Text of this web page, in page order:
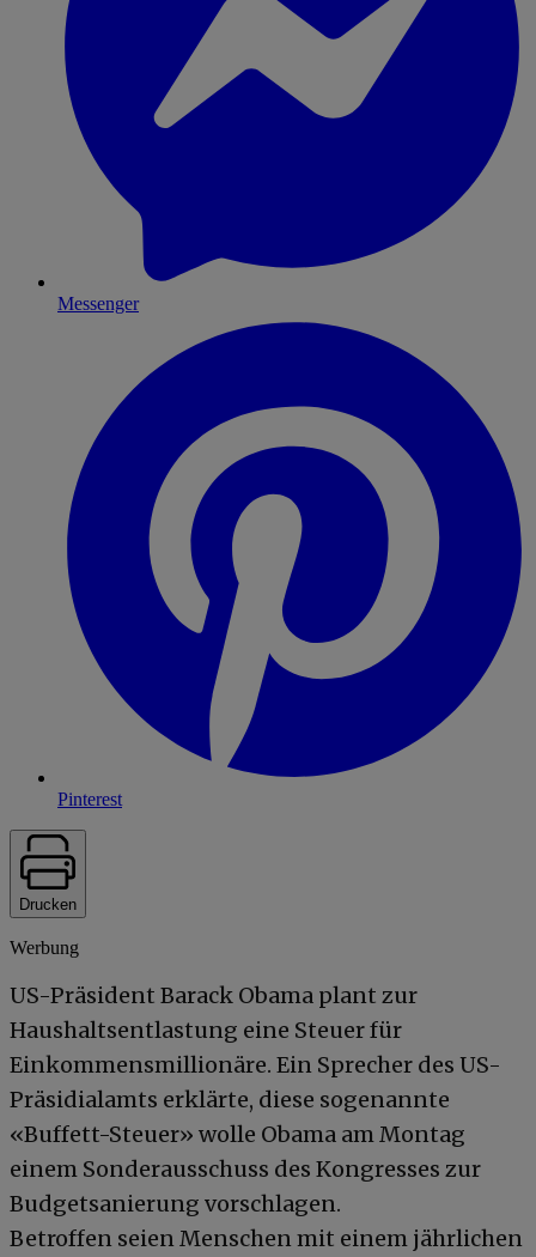
Messenger
Pinterest
Drucken
Werbung
US-Präsident Barack Obama plant zur
Haushaltsentlastung eine Steuer für
Einkommensmillionäre. Ein Sprecher des US-
Präsidialamts erklärte, diese sogenannte
«Buffett-Steuer» wolle Obama am Montag
einem Sonderausschuss des Kongresses zur
Budgetsanierung vorschlagen.
Betroffen seien Menschen mit einem jährlichen